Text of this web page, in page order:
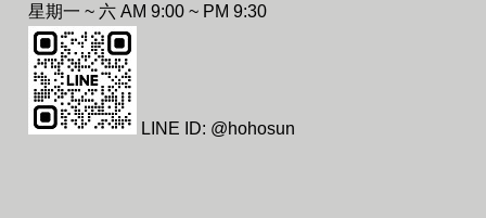
星期一 ~ 六 AM 9:00 ~ PM 9:30
LINE ID: @hohosun